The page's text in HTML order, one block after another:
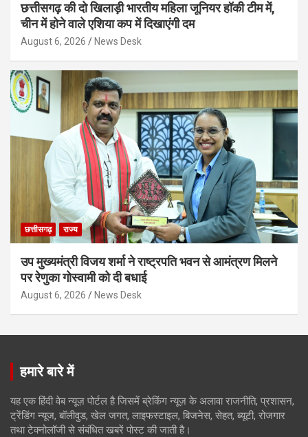
छत्तीसगढ़ की दो खिलाड़ी भारतीय महिला जूनियर हॉकी टीम में,
चीन में होने वाले एशिया कप में दिखाएंगी दम
August 6, 2026 News Desk
छत्तीसगढ़ राज्य
उप मुख्यमंत्री विजय शर्मा ने राष्ट्रपति भवन से आमंत्रण मिलने
पर रेणुका गोस्वामी को दी बधाई
August 6, 2026 News Desk
हमारे बारे में
यह एक हिंदी वेब न्यूज़ पोर्टल है जिसमें ब्रेकिंग न्यूज़ के अलावा राजनीति, प्रशासन,
ट्रेंडिंग न्यूज, बॉलीवुड, खेल जगत, लाइफस्टाइल, बिजनेस, सेहत, ब्यूटी, रोजगार
तथा टेक्नोलॉजी से संबंधित खबरें पोस्ट की जाती है।